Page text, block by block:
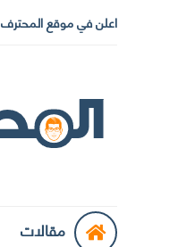
اعلن في موقع المحترف
مقالات